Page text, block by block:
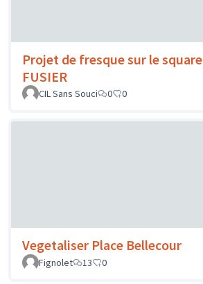
Projet de fresque sur le square
FUSIER
CIL Sans Souci
0 0
Vegetaliser Place Bellecour
Fignolet
13 0